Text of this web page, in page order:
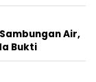
Air,
Bukti